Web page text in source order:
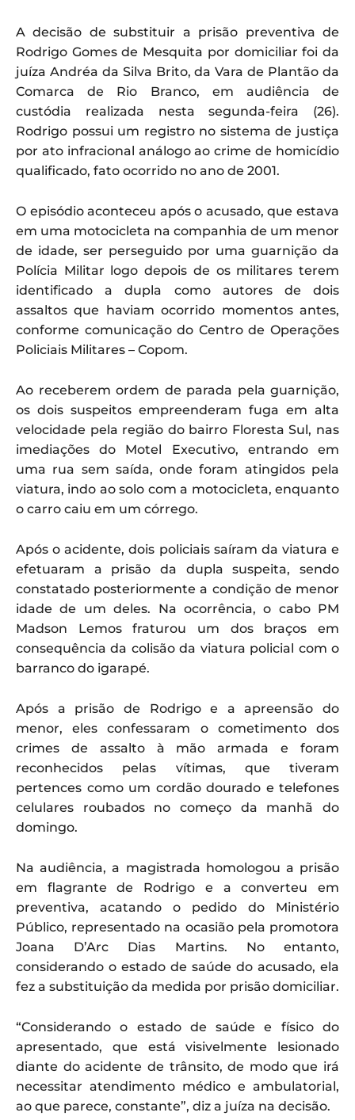
A decisão de substituir a prisão preventiva de
Rodrigo Gomes de Mesquita por domiciliar foi da
juíza Andréa da Silva Brito, da Vara de Plantão da
Comarca de Rio Branco, em audiência de
custódia realizada nesta segunda-feira (26).
Rodrigo possui um registro no sistema de justiça
por ato infracional análogo ao crime de homicídio
qualificado, fato ocorrido no ano de 2001.
O episódio aconteceu após o acusado, que estava
em uma motocicleta na companhia de um menor
de idade, ser perseguido por uma guarnição da
Polícia Militar logo depois de os militares terem
identificado a dupla como autores de dois
assaltos que haviam ocorrido momentos antes,
conforme comunicação do Centro de Operações
Policiais Militares – Copom.
Ao receberem ordem de parada pela guarnição,
os dois suspeitos empreenderam fuga em alta
velocidade pela região do bairro Floresta Sul, nas
imediações do Motel Executivo, entrando em
uma rua sem saída, onde foram atingidos pela
viatura, indo ao solo com a motocicleta, enquanto
o carro caiu em um córrego.
Após o acidente, dois policiais saíram da viatura e
efetuaram a prisão da dupla suspeita, sendo
constatado posteriormente a condição de menor
idade de um deles. Na ocorrência, o cabo PM
Madson Lemos fraturou um dos braços em
consequência da colisão da viatura policial com o
barranco do igarapé.
Após a prisão de Rodrigo e a apreensão do
menor, eles confessaram o cometimento dos
crimes de assalto à mão armada e foram
reconhecidos pelas vítimas, que tiveram
pertences como um cordão dourado e telefones
celulares roubados no começo da manhã do
domingo.
Na audiência, a magistrada homologou a prisão
em flagrante de Rodrigo e a converteu em
preventiva, acatando o pedido do Ministério
Público, representado na ocasião pela promotora
Joana D’Arc Dias Martins. No entanto,
considerando o estado de saúde do acusado, ela
fez a substituição da medida por prisão domiciliar.
“Considerando o estado de saúde e físico do
apresentado, que está visivelmente lesionado
diante do acidente de trânsito, de modo que irá
necessitar atendimento médico e ambulatorial,
ao que parece, constante”, diz a juíza na decisão.